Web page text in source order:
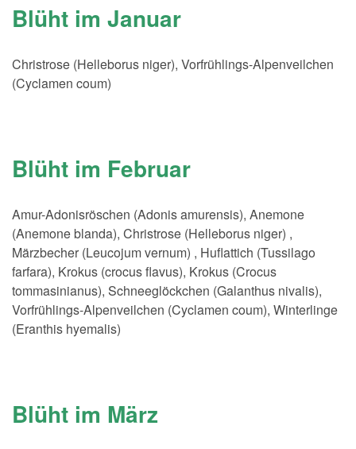
Blüht im Januar
Christrose (Helleborus niger), Vorfrühlings-Alpenveilchen
(Cyclamen coum)
Blüht im Februar
Amur-Adonisröschen (Adonis amurensis), Anemone
(Anemone blanda), Christrose (Helleborus niger) ,
Märzbecher (Leucojum vernum) , Huflattich (Tussilago
farfara), Krokus (crocus flavus), Krokus (Crocus
tommasinianus), Schneeglöckchen (Galanthus nivalis),
Vorfrühlings-Alpenveilchen (Cyclamen coum), Winterlinge
(Eranthis hyemalis)
Blüht im März